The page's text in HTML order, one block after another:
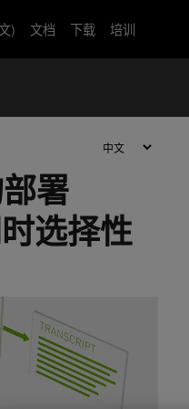
) 文档 下载 培训
署
选择性